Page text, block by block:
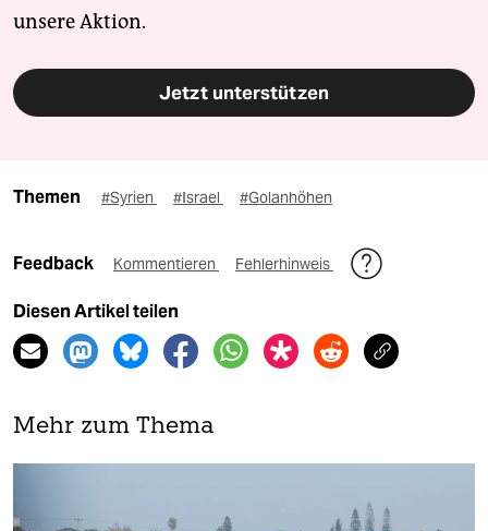
unsere Aktion.
Jetzt unterstützen
Themen #Syrien #Israel #Golanhöhen
Feedback Kommentieren Fehlerhinweis
Diesen Artikel teilen
Mehr zum Thema